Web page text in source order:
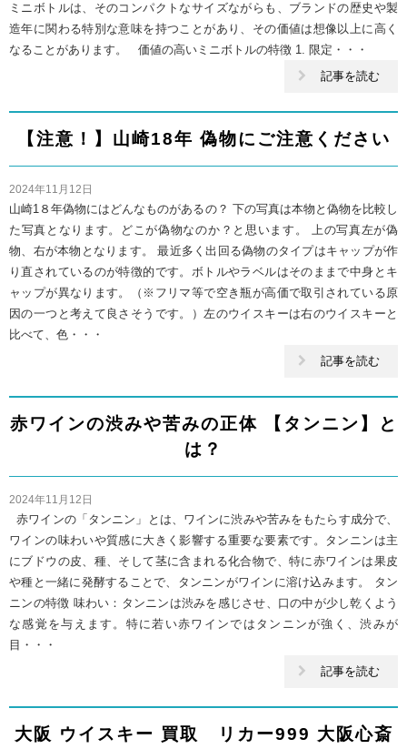
ミニボトルは、そのコンパクトなサイズながらも、ブランドの歴史や製
造年に関わる特別な意味を持つことがあり、その価値は想像以上に高く
なることがあります。 価値の高いミニボトルの特徴 1. 限定・・・
記事を読む
【注意！】山崎18年 偽物にご注意ください
2024年11月12日
山崎1８年偽物にはどんなものがあるの？ 下の写真は本物と偽物を比較し
た写真となります。どこが偽物なのか？と思います。 上の写真左が偽
物、右が本物となります。 最近多く出回る偽物のタイプはキャップが作
り直されているのが特徴的です。ボトルやラベルはそのままで中身とキ
ャップが異なります。（※フリマ等で空き瓶が高価で取引されている原
因の一つと考えて良さそうです。）左のウイスキーは右のウイスキーと
比べて、色・・・
記事を読む
赤ワインの渋みや苦みの正体 【タンニン】と
は？
2024年11月12日
赤ワインの「タンニン」とは、ワインに渋みや苦みをもたらす成分で、
ワインの味わいや質感に大きく影響する重要な要素です。タンニンは主
にブドウの皮、種、そして茎に含まれる化合物で、特に赤ワインは果皮
や種と一緒に発酵することで、タンニンがワインに溶け込みます。 タン
ニンの特徴 味わい：タンニンは渋みを感じさせ、口の中が少し乾くよう
な感覚を与えます。特に若い赤ワインではタンニンが強く、渋みが
目・・・
記事を読む
大阪 ウイスキー 買取 リカー999 大阪心斎